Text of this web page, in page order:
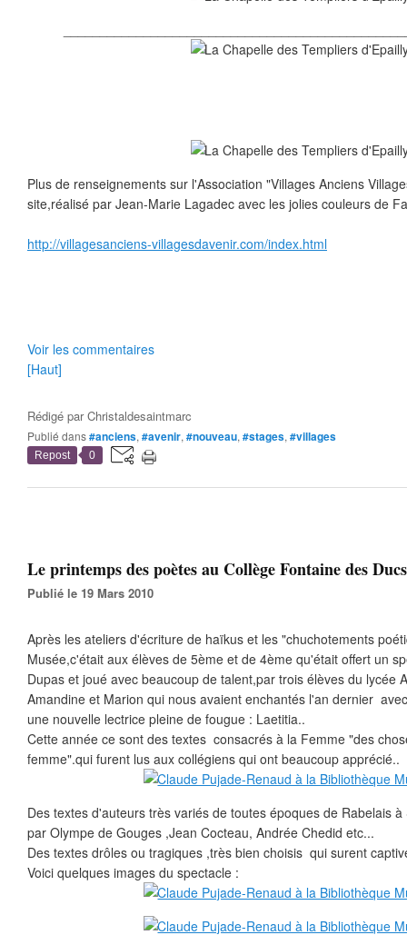
Plus de renseignements sur l'Association "Villages Anciens
site,réalisé par Jean-Marie Lagadec avec les jolies couleurs de
http://villagesanciens-villagesdavenir.com/index.html
Voir les commentaires
[Haut]
Rédigé parChristaldesaintmarc
Publié dans#anciens, #avenir, #nouveau, #stages, #villages
Repost 0
Le printemps des poètes au Collège Fontaine des
Publié le 19 Mars 2010
Après les ateliers d'écriture de haïkus et les "chuchotements
Musée,c'était aux élèves de 5ème et de 4ème qu'était offert un
Dupas et joué avec beaucoup de talent,par trois élèves du lycée
Amandine et Marion qui nous avaient enchantés l'an dernier
une nouvelle lectrice pleine de fougue : Laetitia..
Cette année ce sont des textes consacrés à la Femme "des
femme".qui furent lus aux collégiens qui ont beaucoup apprécié..
Des textes d'auteurs très variés de toutes époques de Rabelais
par Olympe de Gouges ,Jean Cocteau, Andrée Chedid etc...
Des textes drôles ou tragiques ,très bien choisis qui surent
Voici quelques images du spectacle :